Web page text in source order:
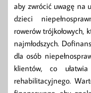
aby zwrócić uwagę na
dzieci
rowerów trójkołowych,
najmłodszych.
dla osób
klientów, co
rehabilitacyjnego.